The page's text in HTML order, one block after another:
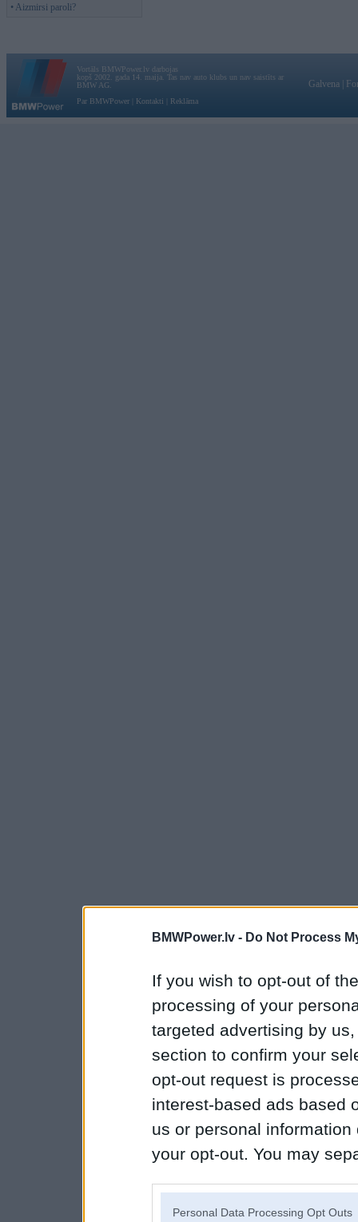
BMWPower.lv - Do Not Process
If you wish to opt-out of
processing of your
targeted advertising by
section to confirm your
opt-out request is
interest-based ads based
us or personal
your opt-out. You may
Personal Data Processing Opt Outs
• Aizmirsi paroli?
Vortāls BMWPower.lv darbojas
kopš 2002. gada 14. maija. Tas nav auto klubs un nav saistīts ar
BMW AG.
Par BMWPower
Kontakti Reklāma
Galvena